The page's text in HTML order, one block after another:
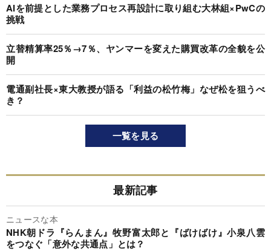
AIを前提とした業務プロセス再設計に取り組む大林組×PwCの
挑戦
立替精算率25％→7％、ヤンマーを変えた購買改革の全貌を公
開
電通副社長×東大教授が語る「利益の松竹梅」なぜ松を狙うべ
き？
一覧を見る
最新記事
ニュースな本
NHK朝ドラ『らんまん』牧野富太郎と『ばけばけ』小泉八雲
をつなぐ「意外な共通点」とは？